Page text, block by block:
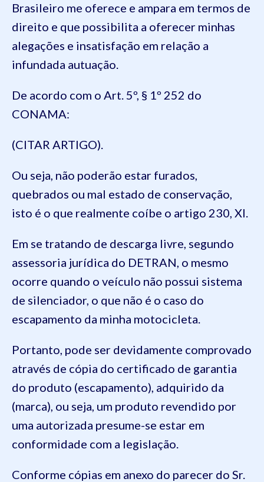
Brasileiro me oferece e ampara em termos de
direito e que possibilita a oferecer minhas
alegações e insatisfação em relação a
infundada autuação.
De acordo com o Art. 5º, § 1º 252 do
CONAMA:
(CITAR ARTIGO).
Ou seja, não poderão estar furados,
quebrados ou mal estado de conservação,
isto é o que realmente coíbe o artigo 230, XI.
Em se tratando de descarga livre, segundo
assessoria jurídica do DETRAN, o mesmo
ocorre quando o veículo não possui sistema
de silenciador, o que não é o caso do
escapamento da minha motocicleta.
Portanto, pode ser devidamente comprovado
através de cópia do certificado de garantia
do produto (escapamento), adquirido da
(marca), ou seja, um produto revendido por
uma autorizada presume-se estar em
conformidade com a legislação.
Conforme cópias em anexo do parecer do Sr.